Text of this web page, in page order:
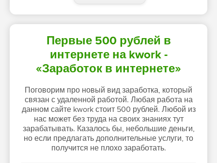
Первые 500 рублей в
интернете на kwork -
«Заработок в интернете»
Поговорим про новый вид заработка, который
связан с удаленной работой. Любая работа на
данном сайте kwork стоит 500 рублей. Любой из
нас может без труда на своих знаниях тут
зарабатывать. Казалось бы, небольшие деньги,
но если предлагать дополнительные услуги, то
получится не плохо заработать.